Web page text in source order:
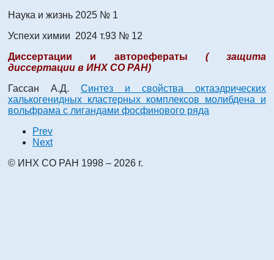
Наука и жизнь 2025 № 1
Успехи химии 2024 т.93 № 12
Диссертации и авторефераты
( защита
диссертации в ИНХ СО РАН)
Гассан А.Д. Синтез и свойства октаэдрических
халькогенидных кластерных комплексов молибдена и
вольфрама с лигандами фосфинового ряда
Prev
Next
© ИНХ СО РАН 1998 – 2026 г.